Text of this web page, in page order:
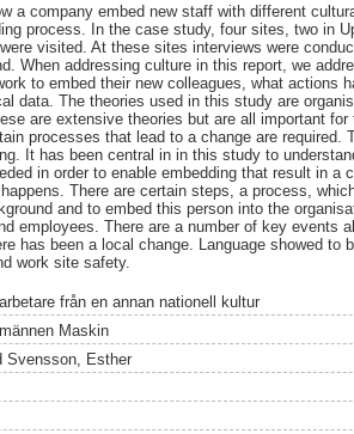
a company embed new staff with different
process. In the case study, four sites, two in
visited. At these sites interviews were
When addressing culture in this report, we
to embed their new colleagues, what actions
data. The theories used in this study are
are extensive theories but are all important
processes that lead to a change are required.
It has been central in in this study to
in order to enable embedding that result in a
There are certain steps, a process,
and to embed this person into the
employees. There are a number of key events
has been a local change. Language showed to
work site safety.
från en annan nationell kultur
Maskin
Svensson, Esther